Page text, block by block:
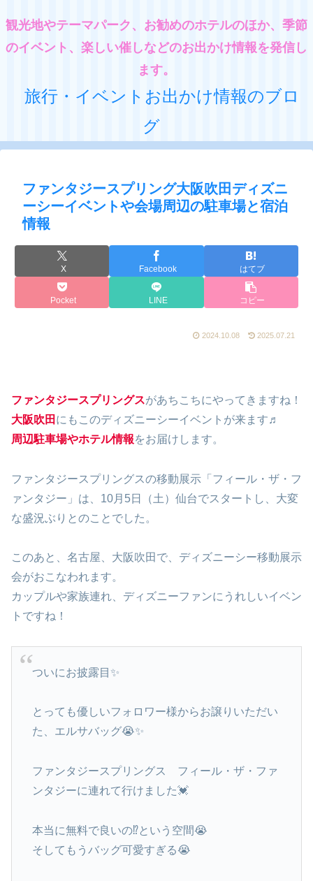
観光地やテーマパーク、お勧めのホテルのほか、季節
のイベント、楽しい催しなどのお出かけ情報を発信し
ます。
旅行・イベントお出かけ情報のブロ
グ
ファンタジースプリング大阪吹田ディズニ
ーシーイベントや会場周辺の駐車場と宿泊
情報
X Facebook はてブ
Pocket LINE コピー
2024.10.08 2025.07.21
ファンタジースプリングスがあちこちにやってきますね！
大阪吹田 にもこのディズニーシーイベントが来ます♬
周辺駐車場やホテル情報をお届けします。
ファンタジースプリングスの移動展示「フィール・ザ・フ
ァンタジー」は、10月5日（土）仙台でスタートし、大変
な盛況ぶりとのことでした。
このあと、名古屋、大阪吹田で、ディズニーシー移動展示
会がおこなわれます。
カップルや家族連れ、ディズニーファンにうれしいイベン
トですね！
ついにお披露目✨
とっても優しいフォロワー様からお譲りいただい
た、エルサバッグ😭✨
ファンタジースプリングス フィール・ザ・ファ
ンタジーに連れて行けました💓
本当に無料で良いの⁉︎という空間😭
そしてもうバッグ可愛すぎる😭